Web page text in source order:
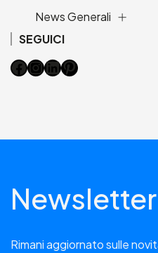
News Generali
SEGUICI
Facebook
Instagram
LinkedIn
Pinterest
Newsletter
Rimani aggiornato sulle